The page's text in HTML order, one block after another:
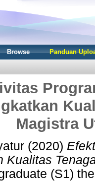
Browse Panduan
Magistra
(2020)
Kualitas
(S1)